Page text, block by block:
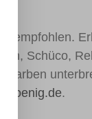
empfohlen.
Schüco,
Farben
koenig.de.